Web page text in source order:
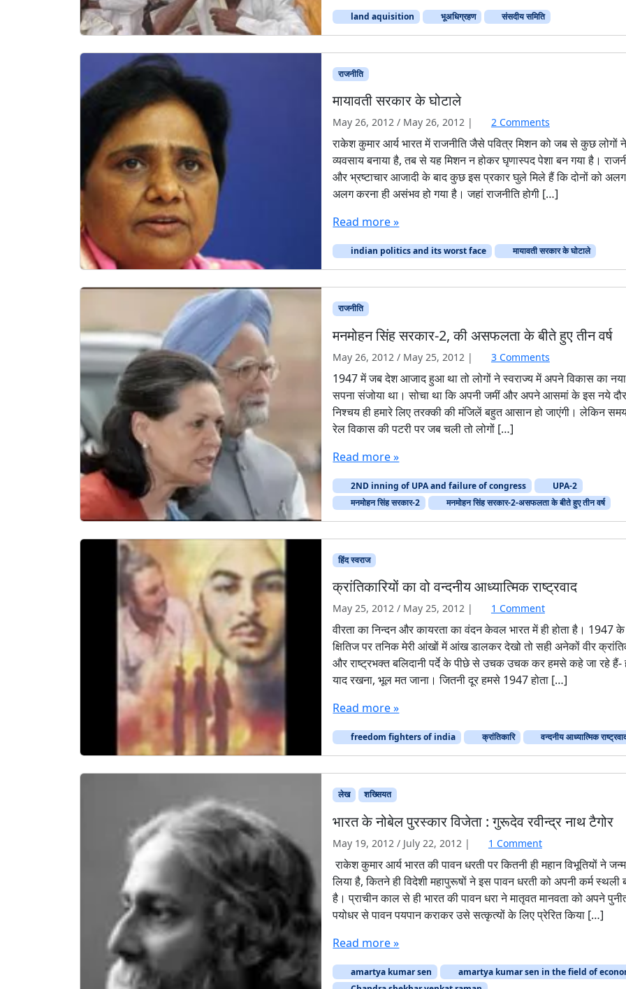
land aquisition भूअधिग्रहण संसदीय समिति
राजनीति
मायावती सरकार के घोटाले
May 26, 2012 / May 26, 2012 | 2 Commentso
n
मा
या
व
ती
र
के
राकेश कुमार आर्य भारत में राजनीति जैसे पवित्र मिशन को जब से कुछ लोगों
व्यवसाय बनाया है, तब से यह मिशन न होकर घृणास्पद पेशा बन गया है।
और भ्रष्टाचार आजादी के बाद कुछ इस प्रकार घुले मिले हैं कि दोनों को अलग
अलग करना ही असंभव हो गया है। जहां राजनीति होगी […]
Read more »
indian politics and its worst face मायावती सरकार के घोटाले
राजनीति
मनमोहन सिंह सरकार-2, की असफलता के बीते हुए तीन वर्ष
May 26, 2012 / May 25, 2012 | 3 Commentso
म
न
मो
स
र
की
फ
ल
ता
के
ए
ती
1947 में जब देश आजाद हुआ था तो लोगों ने स्वराज्य में अपने विकास का नया
सपना संजोया था। सोचा था कि अपनी जमीं और अपने आसमां के इस नये
निश्चय ही हमारे लिए तरक्की की मंजिलें बहुत आसान हो जाएंगी। लेकिन
रेल विकास की पटरी पर जब चली तो लोगों […]
Read more »
2ND inning of UPA and failure of congress
UPA-2
मनमोहन सिंह सरकार-2
मनमोहन सिंह सरकार-2-असफलता के बीते हुए तीन वर्ष
हिंद स्‍वराज
क्रांतिकारियों का वो वन्दनीय आध्यात्मिक राष्ट्रवाद
May 25, 2012 / May 25, 2012 | 1 Commento
n
क्रां
ति
का
रि
व
न्द
त्मि
ष्ट्र
वा
द
वीरता का निन्दन और कायरता का वंदन केवल भारत में ही होता है। 1947 के
क्षितिज पर तनिक मेरी आंखों में आंख डालकर देखो तो सही अनेकों वीर
और राष्ट्रभक्त बलिदानी पर्दे के पीछे से उचक उचक कर हमसे कहे जा रहे हैं-
याद रखना, भूल मत जाना। जितनी दूर हमसे 1947 होता […]
Read more »
freedom fighters of india क्रांतिकारि वन्दनीय आध्यात्मिक
लेख शख्सियत
भारत के नोबेल पुरस्कार विजेता : गुरूदेव रवीन्द्र नाथ टैगोर
May 19, 2012 / July 22, 2012 | 1 Commento
भा
र
त
के
पु
राकेश कुमार आर्य भारत की पावन धरती पर कितनी ही महान विभूतियों ने जन्म
लिया है, कितने ही विदेशी महापुरूषों ने इस पावन धरती को अपनी कर्म स्थली
है। प्राचीन काल से ही भारत की पावन धरा ने मातृवत मानवता को अपने
पयोधर से पावन पयपान कराकर उसे सत्कृत्यों के लिए प्रेरित किया […]
Read more »
amartya kumar sen
amartya kumar sen in the field of